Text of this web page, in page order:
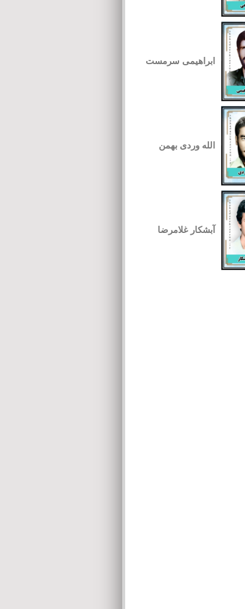
ابراهیمی سرمست
الله وردی بهمن
آبشکار غلامرضا